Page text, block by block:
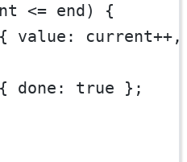
<= end) {
value: current++,
done: true };